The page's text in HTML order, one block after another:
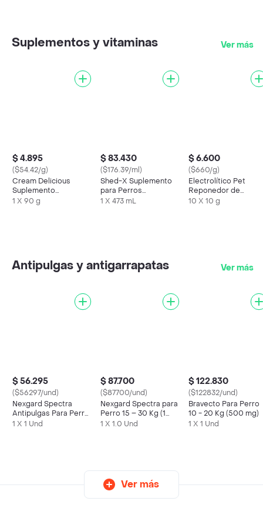
Suplementos y vitaminas Ver más
$ 4.895
($54.42/g)
Cream Delicious
Suplemento
Alimenticio para Perro
1 X 90 g
$ 83.430
($176.39/ml)
Shed-X Suplemento
para Perros
Dermaplex
1 X 473 mL
$ 6.600
($660/g)
Electrolítico Pet
Reponedor de
Electrolitos para
10 X 10 g
Antipulgas y antigarrapatas Ver más
$ 56.295
($56297/und)
Nexgard Spectra
Antipulgas Para Perro
2-3.5 Kg
1 X 1 Und
$ 87.700
($87700/und)
Nexgard Spectra para
Perro 15 – 30 Kg (1
Tableta)
1 X 1.0 Und
$ 122.830
($122832/und)
Bravecto Para Perro
10 - 20 Kg (500 mg)
1 X 1 Und
Ver más